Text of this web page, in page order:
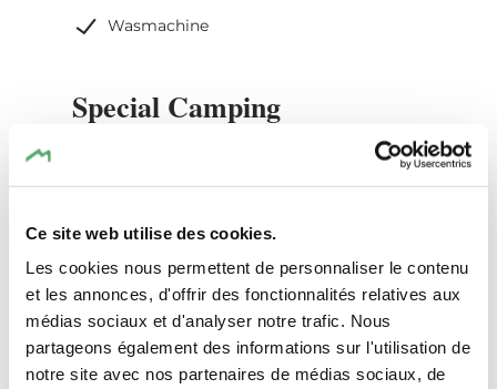
Ce site web utilise des cookies.
Les cookies nous permettent de personnaliser le contenu
et les annonces, d'offrir des fonctionnalités relatives aux
médias sociaux et d'analyser notre trafic. Nous
partageons également des informations sur l'utilisation de
notre site avec nos partenaires de médias sociaux, de
Wasmachine
Special Camping
Information
Afvoerplaats voor campingtoiletten
Sanitaire voorzieningen, douches
inbegrepen
Langdurige standplaatsen
Rustige zone